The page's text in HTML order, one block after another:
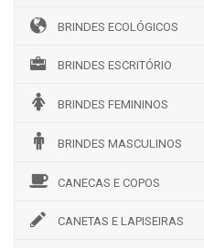
BRINDES ECOLÓGICOS
BRINDES ESCRITÓRIO
BRINDES FEMININOS
BRINDES MASCULINOS
CANECAS E COPOS
CANETAS E LAPISEIRAS